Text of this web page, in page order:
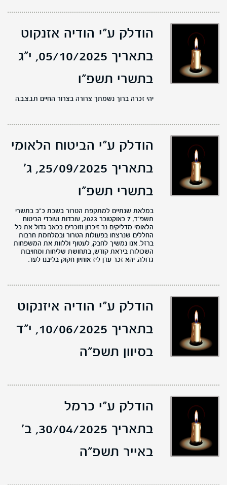
הודלק ע"י הודיה אזנקוט
בתאריך 05/10/2025,
י"ג
בתשרי תשפ"ו
יהי זכרה ברוך נשמתך צרורה בצרור החיים ת.נ.צ.ב.ה
הודלק ע"י הביטוח הלאומי
בתאריך 25/09/2025,
ג'
בתשרי תשפ"ו
במלאת שנתיים למתקפת הטרור בשבת כ"ב בתשרי
תשפ"ד, 7 באוקטובר 2023, עובדות ועובדי הביטוח
הלאומי מדליקים נר זיכרון וזוכרים בכאב גדול את כל
החללים שנרצחו בפעולות הטרור ובמלחמת חרבות
ברזל. אנו נמשיך לחבק, לעטוף וללוות את המשפחות
השכולות ביראת קודש, בתחושת שליחות ומחויבות
גדולה. יהא זכר עדן ליז אוחיון חקוק בליבנו לעד.
הודלק ע"י הודיה איזנקוט
בתאריך 10/06/2025,
י"ד
בסיוון תשפ"ה
הודלק ע"י כרמל
בתאריך 30/04/2025,
ב'
באייר תשפ"ה